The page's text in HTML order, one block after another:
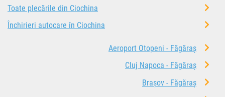
Toate plecările din Ciochina
Închirieri autocare în Ciochina
Aeroport Otopeni - Făgăraș
Cluj Napoca - Făgăraș
Brașov - Făgăraș